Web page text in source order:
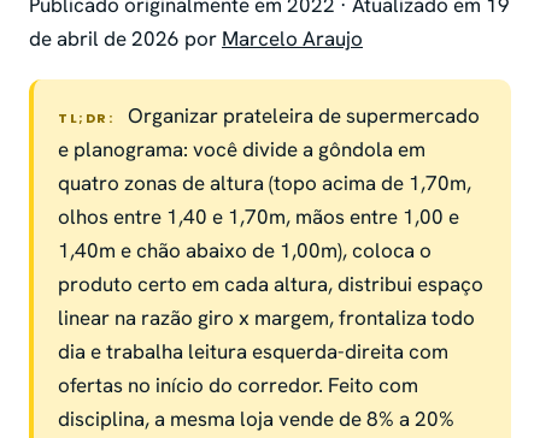
de abril de 2026 por Marcelo Araujo
TL;DR:
Organizar prateleira de supermercado
e planograma: você divide a gôndola em
quatro zonas de altura (topo acima de 1,70m,
olhos entre 1,40 e 1,70m, mãos entre 1,00 e
1,40m e chão abaixo de 1,00m), coloca o
produto certo em cada altura, distribui espaço
linear na razão giro x margem, frontaliza todo
dia e trabalha leitura esquerda-direita com
ofertas no início do corredor. Feito com
disciplina, a mesma loja vende de 8% a 20%